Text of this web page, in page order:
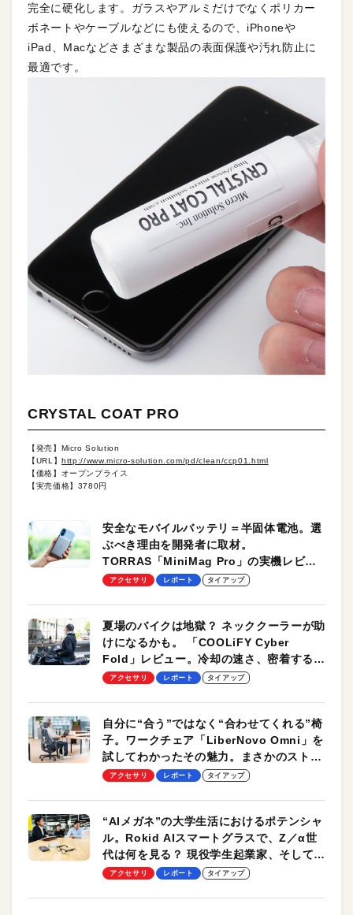
完全に硬化します。ガラスやアルミだけでなくポリカー
ボネートやケーブルなどにも使えるので、iPhoneや
iPad、Macなどさまざまな製品の表面保護や汚れ防止に
最適です。
CRYSTAL COAT PRO
【発売】Micro Solution
【URL】http://www.micro-solution.com/pd/clean/ccp01.html
【価格】オープンプライス
【実売価格】3780円
安全なモバイルバッテリ＝半固体電池。選
ぶべき理由を開発者に取材。
TORRAS「MiniMag Pro」の実機レビュ
ーも
アクセサリ レポート タイアップ
夏場のバイクは地獄？ ネッククーラーが助
けになるかも。 「COOLiFY Cyber
Fold」レビュー。冷却の速さ、密着する冷
却プレート、シンプルな操作性がグッド！
アクセサリ レポート タイアップ
自分に“合う”ではなく“合わせてくれる”椅
子。ワークチェア「LiberNovo Omni」を
試してわかったその魅力。まさかのストレ
ッチ機能も搭載
アクセサリ レポート タイアップ
“AIメガネ”の大学生活におけるポテンシャ
ル。Rokid AIスマートグラスで、Z／α世
代は何を見る？ 現役学生起業家、そして教
授による体験会レポート【PR】
アクセサリ レポート タイアップ